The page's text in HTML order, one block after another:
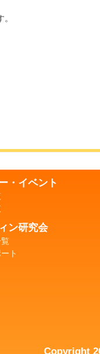
・イベント
ン研究会
ト
Copyright